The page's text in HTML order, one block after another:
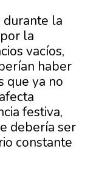
durante la
la
vacíos,
haber
que ya no
festiva,
debería ser
constante